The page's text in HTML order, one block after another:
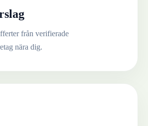
från verifierade
nära dig.